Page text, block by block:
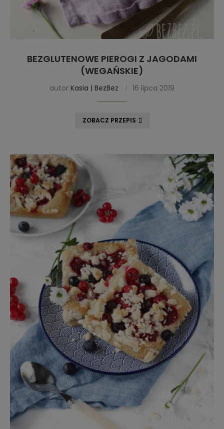
BEZGLUTENOWE PIEROGI Z JAGODAMI
(WEGAŃSKIE)
autor Kasia | BezBez 16 lipca 2019
ZOBACZ PRZEPIS